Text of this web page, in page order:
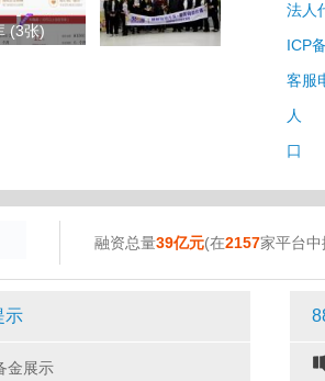
(3张)
法人
ICP
客服
人
口
融资总量39亿元(在2157家平台
示
金展示